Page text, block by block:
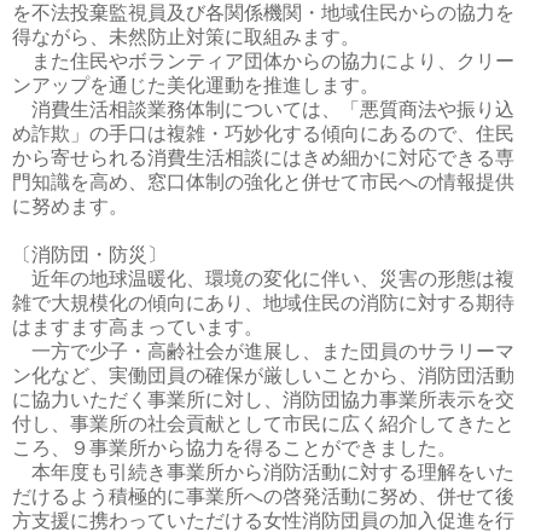
を不法投棄監視員及び各関係機関・地域住民からの協力を
得ながら、未然防止対策に取組みます。
また住民やボランティア団体からの協力により、クリー
ンアップを通じた美化運動を推進します。
消費生活相談業務体制については、「悪質商法や振り込
め詐欺」の手口は複雑・巧妙化する傾向にあるので、住民
から寄せられる消費生活相談にはきめ細かに対応できる専
門知識を高め、窓口体制の強化と併せて市民への情報提供
に努めます。
〔消防団・防災〕
近年の地球温暖化、環境の変化に伴い、災害の形態は複
雑で大規模化の傾向にあり、地域住民の消防に対する期待
はますます高まっています。
一方で少子・高齢社会が進展し、また団員のサラリーマ
ン化など、実働団員の確保が厳しいことから、消防団活動
に協力いただく事業所に対し、消防団協力事業所表示を交
付し、事業所の社会貢献として市民に広く紹介してきたと
ころ、９事業所から協力を得ることができました。
本年度も引続き事業所から消防活動に対する理解をいた
だけるよう積極的に事業所への啓発活動に努め、併せて後
方支援に携わっていただける女性消防団員の加入促進を行